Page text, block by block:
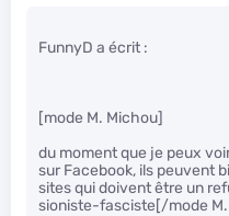
FunnyD a écrit :
[mode M. Michou]
du moment que je peux
sur Facebook, ils peuvent
sites qui doivent être un
sioniste-fasciste[/mode M.